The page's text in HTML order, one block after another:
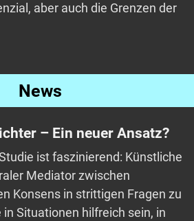
aber auch die Grenzen der
News
– Ein neuer Ansatz?
ist faszinierend: Künstliche
Mediator zwischen
Konsens in strittigen Fragen zu
Situationen hilfreich sein, in